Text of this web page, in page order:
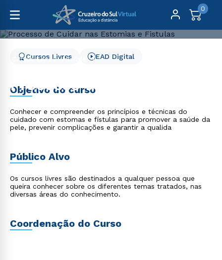
0
Cursos Livres
Saúde
Processo de Cuidar nas
Estomias e Fistulas
Cursos Livres EAD Digital
Objetivo do curso
Conhecer e compreender os princípios e técnicas do
cuidado com estomas e fístulas para promover a saúde da
pele, prevenir complicações e garantir a qualida
Público Alvo
Os cursos livres são destinados a qualquer pessoa que
queira conhecer sobre os diferentes temas tratados, nas
diversas áreas do conhecimento.
Coordenação do Curso